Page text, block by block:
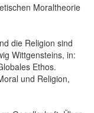
Moraltheorie
die Religion sind
Wittgensteins, in:
Ethos.
und Religion,